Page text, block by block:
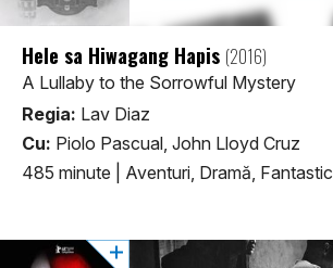
Hele sa Hiwagang Hapis (2016)
A Lullaby to the Sorrowful Mystery
Regia: Lav Diaz
Cu: Piolo Pascual, John Lloyd Cruz
485 minute
Aventuri, Dramă, Fantastic